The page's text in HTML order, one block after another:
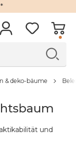
& deko-bäume
und